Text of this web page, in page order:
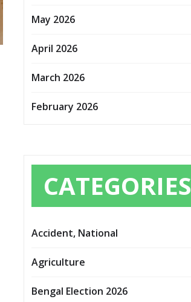
May 2026
April 2026
March 2026
February 2026
CATEGORIES
Accident, National
Agriculture
Bengal Election 2026